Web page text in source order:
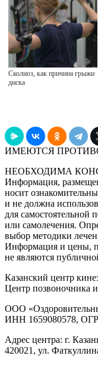
Сколиоз, как причина грыжи
диска
ИМЕЮТСЯ
НЕОБХОДИМА
Информация,
носит
и не должна
для самостоятельной
или самолечения.
выбор методики
Информация и цены,
не являются
Казанский центр
Центр позвоночника
ООО
ИНН 1659080578,
Адрес центра: г.
420021, ул.